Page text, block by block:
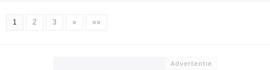
1 2 3 » »»